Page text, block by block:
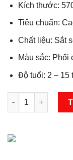
Kích thước:
Tiêu chuẩn:
Chất liệu: Sắt
Màu sắc: Phối
Độ tuổi: 2 – 15
Nhà chòi cầu